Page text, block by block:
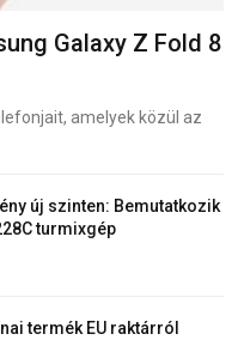
Galaxy Z Fold 8
amelyek közül az
új szinten: Bemutatkozik
turmixgép
termék EU raktárról